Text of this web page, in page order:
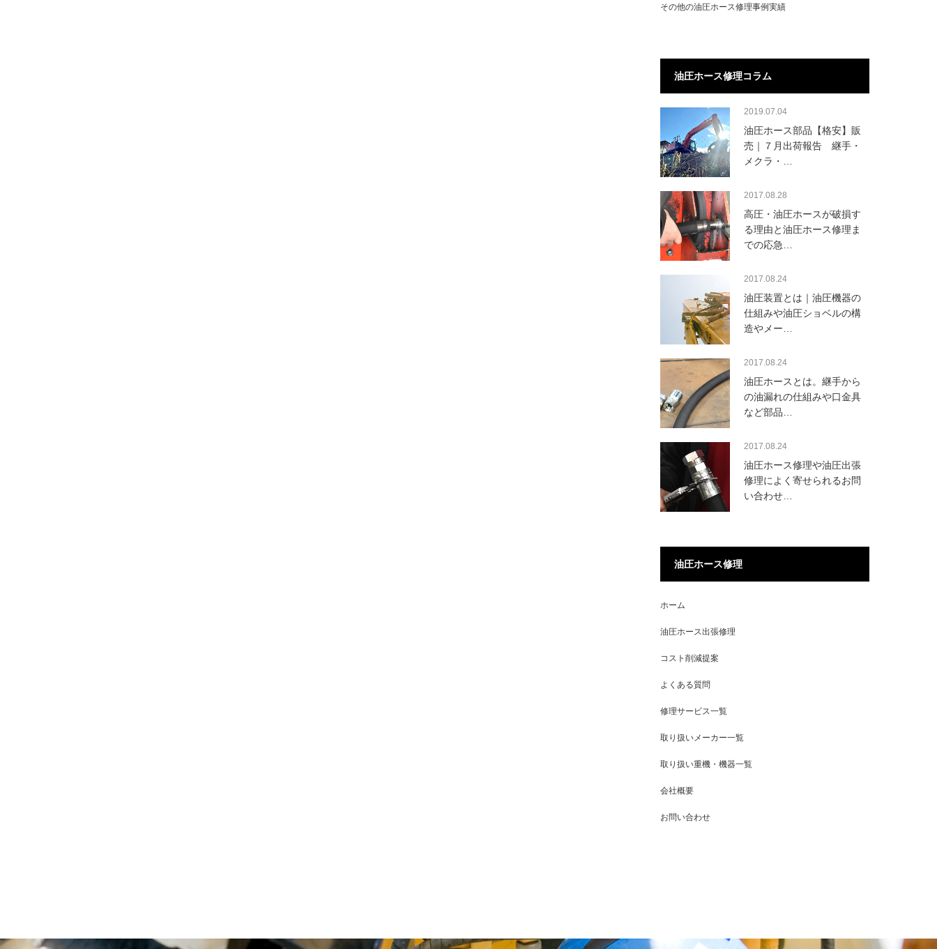
その他の油圧ホース修理事例実績
油圧ホース修理コラム
2019.07.04
油圧ホース部品【格安】販
売｜７月出荷報告 継手・
メクラ・…
2017.08.28
高圧・油圧ホースが破損す
る理由と油圧ホース修理ま
での応急…
2017.08.24
油圧装置とは｜油圧機器の
仕組みや油圧ショベルの構
造やメー…
2017.08.24
油圧ホースとは。継手から
の油漏れの仕組みや口金具
など部品…
2017.08.24
油圧ホース修理や油圧出張
修理によく寄せられるお問
い合わせ…
油圧ホース修理
ホーム
油圧ホース出張修理
コスト削減提案
よくある質問
修理サービス一覧
取り扱いメーカー一覧
取り扱い重機・機器一覧
会社概要
お問い合わせ